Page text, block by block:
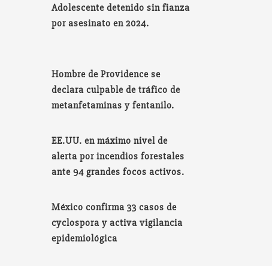
Adolescente detenido sin fianza
por asesinato en 2024.
Hombre de Providence se
declara culpable de tráfico de
metanfetaminas y fentanilo.
EE.UU. en máximo nivel de
alerta por incendios forestales
ante 94 grandes focos activos.
México confirma 33 casos de
cyclospora y activa vigilancia
epidemiológica